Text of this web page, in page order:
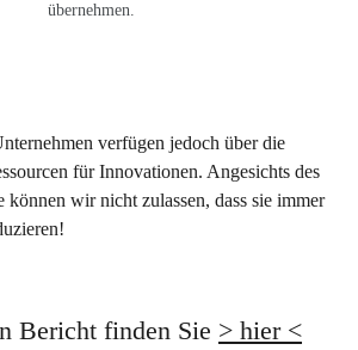
übernehmen.
verfügen jedoch über die
für Innovationen. Angesichts des
können wir nicht zulassen, dass sie immer
Bericht finden Sie > hier <